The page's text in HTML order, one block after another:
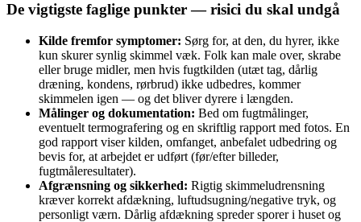
De vigtigste faglige punkter — risici du skal undgå
Kilde fremfor symptomer: Sørg for, at den, du hyrer, ikke
kun skurer synlig skimmel væk. Folk kan male over, skrabe
eller bruge midler, men hvis fugtkilden (utæt tag, dårlig
dræning, kondens, rørbrud) ikke udbedres, kommer
skimmelen igen — og det bliver dyrere i længden.
Målinger og dokumentation: Bed om fugtmålinger,
eventuelt termografering og en skriftlig rapport med fotos. En
god rapport viser kilden, omfanget, anbefalet udbedring og
bevis for, at arbejdet er udført (før/efter billeder,
fugtmåleresultater).
Afgrænsning og sikkerhed: Rigtig skimmeludrensning
kræver korrekt afdækning, luftudsugning/negative tryk, og
personligt værn. Dårlig afdækning spreder sporer i huset og